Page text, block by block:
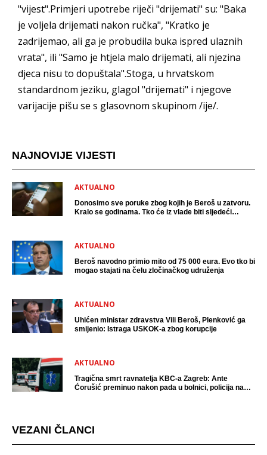
"vijest".Primjeri upotrebe riječi "drijemati" su: "Baka
je voljela drijemati nakon ručka", "Kratko je
zadrijemao, ali ga je probudila buka ispred ulaznih
vrata", ili "Samo je htjela malo drijemati, ali njezina
djeca nisu to dopuštala".Stoga, u hrvatskom
standardnom jeziku, glagol "drijemati" i njegove
varijacije pišu se s glasovnom skupinom /ije/.
NAJNOVIJE VIJESTI
AKTUALNO
Donosimo sve poruke zbog kojih je Beroš u zatvoru.
Kralo se godinama. Tko će iz vlade biti sljedeći
AKTUALNO
Beroš navodno primio mito od 75 000 eura. Evo tko bi
mogao stajati na čelu zločinačkog udruženja
AKTUALNO
Uhićen ministar zdravstva Vili Beroš, Plenković ga
smijenio: Istraga USKOK-a zbog korupcije
AKTUALNO
Tragična smrt ravnatelja KBC-a Zagreb: Ante
Ćorušić preminuo nakon pada u bolnici, policija na
VEZANI ČLANCI